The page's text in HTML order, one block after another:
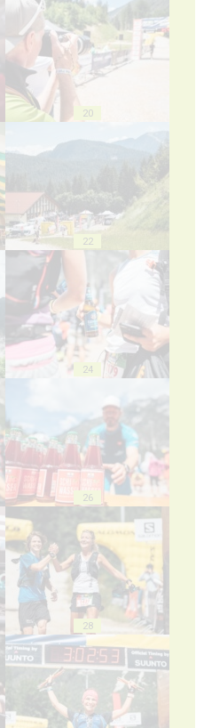
20
22
24
26
28